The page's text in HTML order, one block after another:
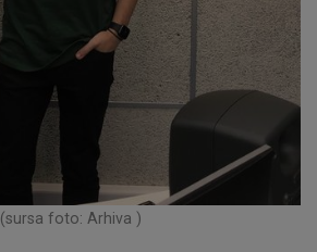
(sursa foto: Arhiva )